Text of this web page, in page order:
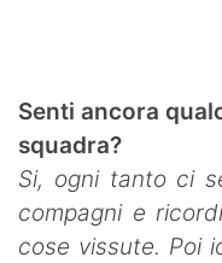
Senti ancora
squadra?
Si, ogni tanto ci
compagni e
cose vissute. Poi